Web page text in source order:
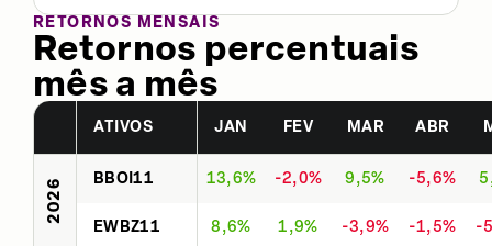
RETORNOS MENSAIS
Retornos percentuais
mês a mês
ATIVOS JAN FEV MAR ABR
2026 BBOI11 13,6% -2,0% 9,5% -5,6%
EWBZ11 8,6% 1,9% -3,9% -1,5% -